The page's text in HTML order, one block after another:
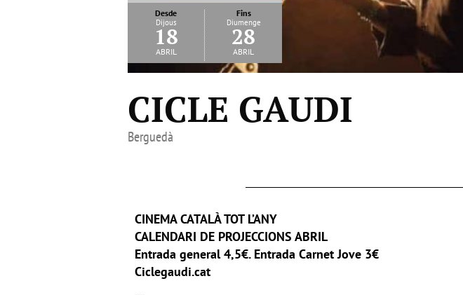
Desde
Dijous
18
abril
Fins
Diumenge
28
abril
CICLE GAUDI
Berguedà
CINEMA CATALÀ TOT L’ANY
CALENDARI DE PROJECCIONS ABRIL
Entrada general 4,5€. Entrada Carnet Jove 3€
Ciclegaudi.cat